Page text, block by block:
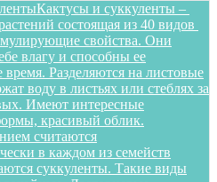
Кактусы и суккуленты –
состоящая из 40 видов
свойства. Они
влагу и способны ее
время. Разделяются на листовые
воду в листьях или стеблях за
Имеют интересные
красивый облик.
считаются
в каждом из семейств
суккуленты. Такие виды